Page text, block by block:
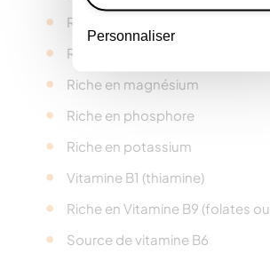
Personnaliser
Riche en cuivre
Riche en manganèse
Riche en magnésium
Riche en phosphore
Riche en potassium
Vitamine B1 (thiamine)
Riche en Vitamine B9 (folates
Source de vitamine B6